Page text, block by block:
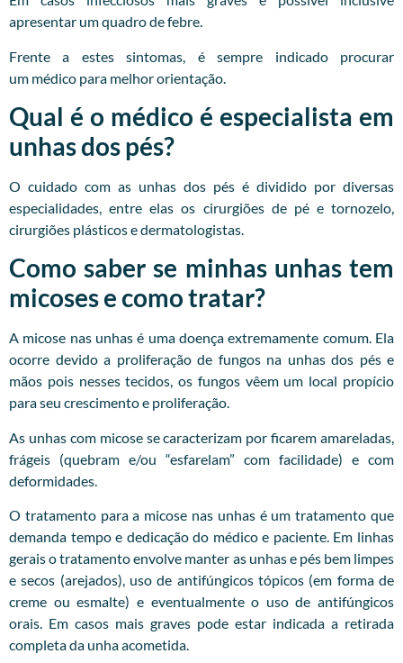
apresentar um quadro de febre.
Frente a estes sintomas, é sempre indicado procurar
um médico para melhor orientação.
Qual é o médico é especialista em
unhas dos pés?
O cuidado com as unhas dos pés é dividido por diversas
especialidades, entre elas os cirurgiões de pé e tornozelo,
cirurgiões plásticos e dermatologistas.
Como saber se minhas unhas tem
micoses e como tratar?
A micose nas unhas é uma doença extremamente comum. Ela
ocorre devido a proliferação de fungos na unhas dos pés e
mãos pois nesses tecidos, os fungos vêem um local propício
para seu crescimento e proliferação.
As unhas com micose se caracterizam por ficarem amareladas,
frágeis (quebram e/ou “esfarelam” com facilidade) e com
deformidades.
O tratamento para a micose nas unhas é um tratamento que
demanda tempo e dedicação do médico e paciente. Em linhas
gerais o tratamento envolve manter as unhas e pés bem limpes
e secos (arejados), uso de antifúngicos tópicos (em forma de
creme ou esmalte) e eventualmente o uso de antifúngicos
orais. Em casos mais graves pode estar indicada a retirada
completa da unha acometida.